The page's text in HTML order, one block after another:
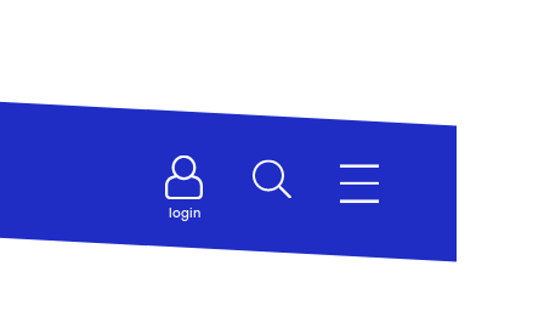
login